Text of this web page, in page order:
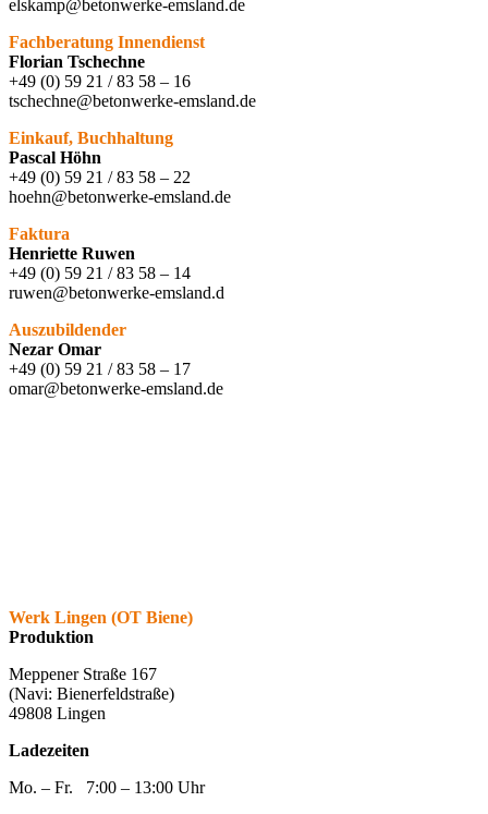
elskamp@betonwerke-emsland.de
Fachberatung Innendienst
Florian Tschechne
+49 (0) 59 21 / 83 58 – 16
tschechne@betonwerke-emsland.de
Einkauf, Buchhaltung
Pascal Höhn
+49 (0) 59 21 / 83 58 – 22
hoehn@betonwerke-emsland.de
Faktura
Henriette Ruwen
+49 (0) 59 21 / 83 58 – 14
ruwen@betonwerke-emsland.d
Auszubildender
Nezar Omar
+49 (0) 59 21 / 83 58 – 17
omar@betonwerke-emsland.de
Werk Lingen (OT Biene)
Produktion
Meppener Straße 167
(Navi: Bienerfeldstraße)
49808 Lingen
Ladezeiten
Mo. – Fr. 7:00 – 13:00 Uhr